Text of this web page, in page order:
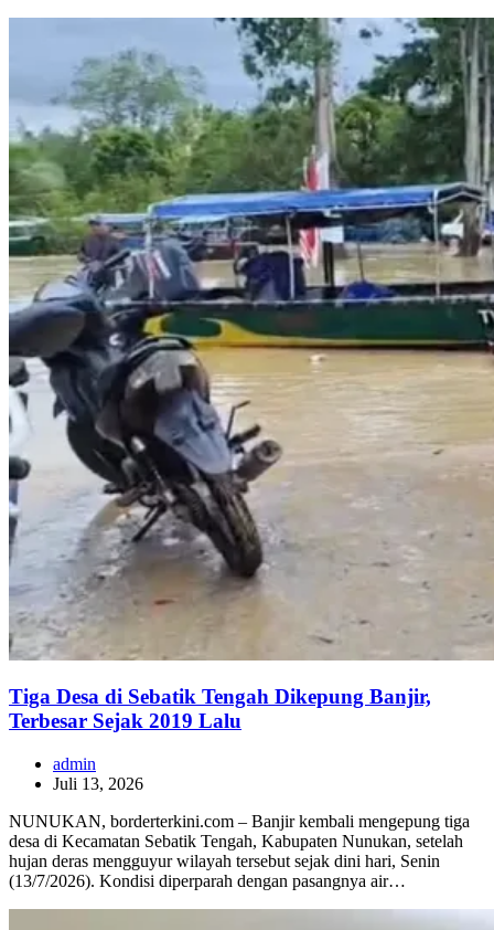
Tiga Desa di Sebatik Tengah Dikepung Banjir,
Terbesar Sejak 2019 Lalu
admin
Juli 13, 2026
NUNUKAN, borderterkini.com – Banjir kembali mengepung tiga
desa di Kecamatan Sebatik Tengah, Kabupaten Nunukan, setelah
hujan deras mengguyur wilayah tersebut sejak dini hari, Senin
(13/7/2026). Kondisi diperparah dengan pasangnya air…